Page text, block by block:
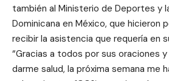
también al Ministerio de Deportes y
Dominicana en México, que hicieron
recibir la asistencia que requería en
“Gracias a todos por sus oraciones
darme salud, la próxima semana me